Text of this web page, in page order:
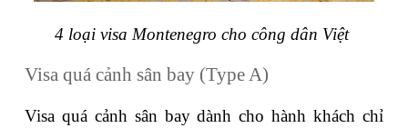
4 loại visa Montenegro cho công dân Việt
Visa quá cảnh sân bay (Type A)
Visa quá cảnh sân bay dành cho hành khách chỉ